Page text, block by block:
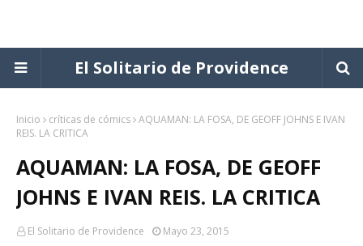
El Solitario de Providence
Inicio críticas de cómics AQUAMAN: LA FOSA, DE GEOFF JOHNS E IVAN
REIS. LA CRITICA
AQUAMAN: LA FOSA, DE GEOFF
JOHNS E IVAN REIS. LA CRITICA
El Solitario de Providence Mayo 23, 2015